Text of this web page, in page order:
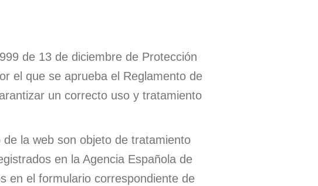
de 13 de diciembre de Protección
el que se aprueba el Reglamento de
un correcto uso y tratamiento
la web son objeto de tratamiento
en la Agencia Española de
en el formulario correspondiente de